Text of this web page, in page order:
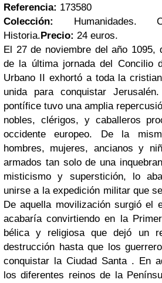
Referencia: 173580
Colección:
Humanidades.
Historia.Precio: 24 euros.
El 27 de noviembre del año 1095,
de la última jornada del Concilio
Urbano II exhortó a toda la
unida para conquistar
pontífice tuvo una amplia
nobles, clérigos, y caballeros
occidente europeo. De la
hombres, mujeres, ancianos y
armados tan solo de una
misticismo y superstición, lo
unirse a la expedición militar que
De aquella movilización surgió el
acabaría convirtiendo en la
bélica y religiosa que dejó un
destrucción hasta que los
conquistar la Ciudad Santa . En
los diferentes reinos de la